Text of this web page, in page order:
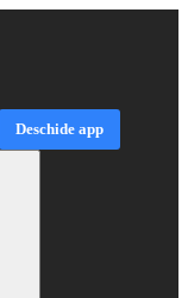
Deschide app